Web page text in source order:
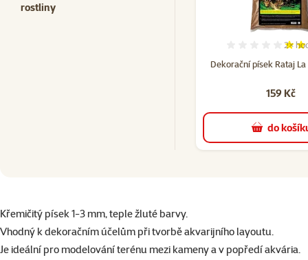
rostliny
Dekorační písek Rataj La
2×
159 Kč
do
superzoo.product.detail.content
Křemičitý písek 1-3 mm, teple žluté barvy.
Vhodný k dekoračním účelům při tvorbě akvarijního layoutu.
Je ideální pro modelování terénu mezi kameny a v popředí akvária.